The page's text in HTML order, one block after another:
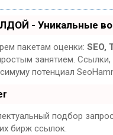
- Уникальные
пакетам оценки: SEO,
занятием. Ссылки,
потенциал
подбор
бирж ссылок.